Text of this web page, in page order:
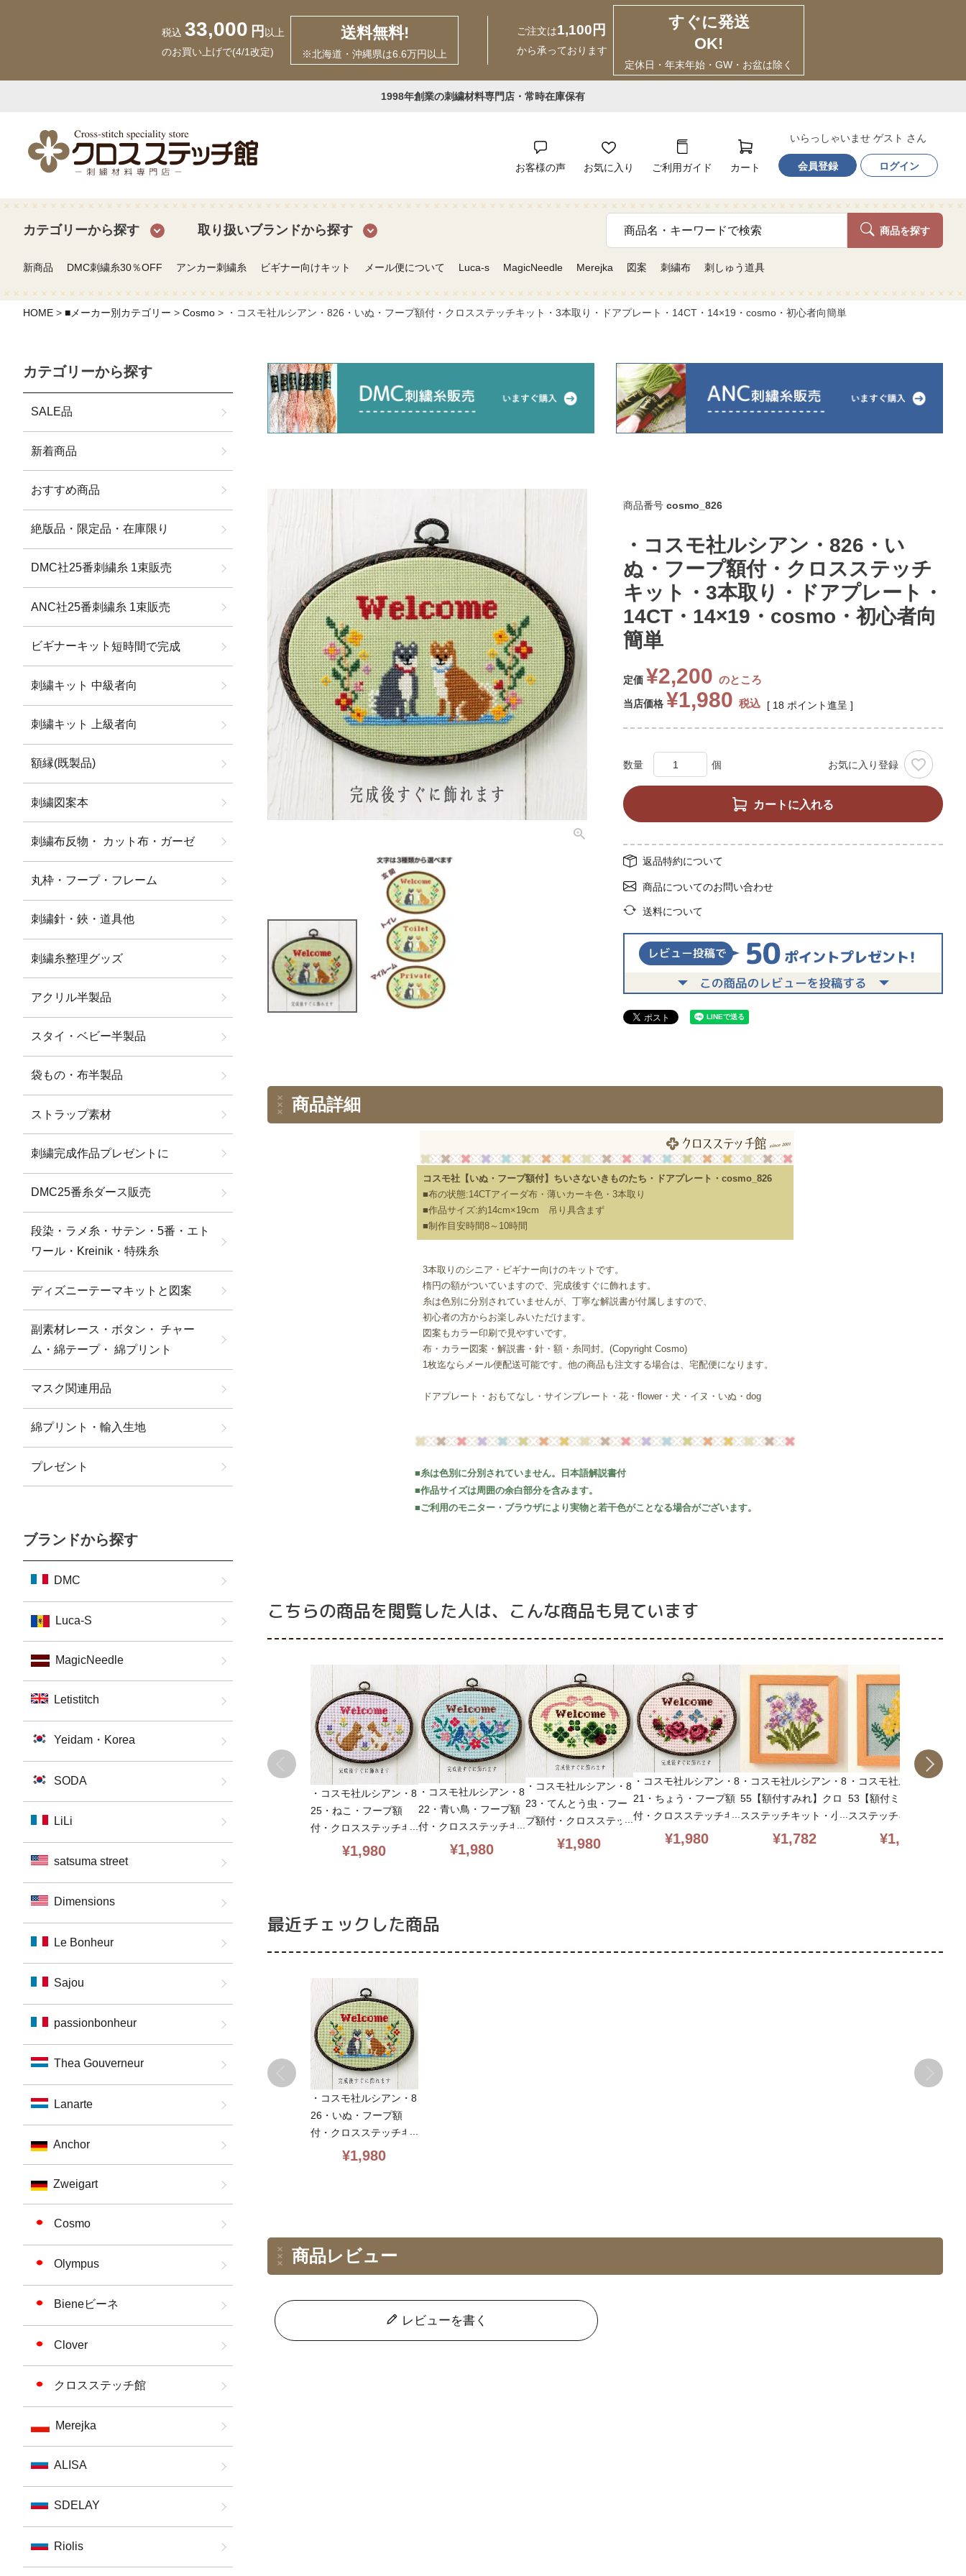
税込 33,000 円 以上
のお買い上げで(4/1改定)
送料無料!
※北海道・沖縄県は6.6万円以上
ご注文は1,100円
から承っております
すぐに発送
OK!
定休日・年末年始・GW・お盆は除く
1998年創業の刺繍材料専門店・常時在庫保有
お客様の声 お気に入り ご利用ガイド カート
いらっしゃいませ ゲスト さん
会員登録 ログイン
カテゴリーから探す 取り扱いブランドから探す 商品を探す
新商品 DMC刺繍糸30％OFF アンカー刺繍糸 ビギナー向けキット メール便について Luca-s MagicNeedle Merejka 図案 刺繍布 刺しゅう道具
HOME ■メーカー別カテゴリー Cosmo ・コスモ社ルシアン・826・いぬ・フープ額付・クロスステッチキット・3本取り・ドアプレート・14CT・14×19・cosmo・初心者向簡単
カテゴリーから探す
SALE品
新着商品
おすすめ商品
絶版品・限定品・在庫限り
DMC社25番刺繍糸 1束販売
ANC社25番刺繍糸 1束販売
ビギナーキット短時間で完成
刺繍キット 中級者向
刺繍キット 上級者向
額縁(既製品)
刺繍図案本
刺繍布反物・ カット布・ガーゼ
丸枠・フープ・フレーム
刺繍針・鋏・道具他
刺繍糸整理グッズ
アクリル半製品
スタイ・ベビー半製品
袋もの・布半製品
ストラップ素材
刺繍完成作品プレゼントに
DMC25番糸ダース販売
段染・ラメ糸・サテン・5番・エト
ワール・Kreinik・特殊糸
ディズニーテーマキットと図案
副素材レース・ボタン・ チャー
ム・綿テープ・ 綿プリント
マスク関連用品
綿プリント・輸入生地
プレゼント
ブランドから探す
DMC
Luca-S
MagicNeedle
Letistitch
Yeidam・Korea
SODA
LiLi
satsuma street
Dimensions
Le Bonheur
Sajou
passionbonheur
Thea Gouverneur
Lanarte
Anchor
Zweigart
Cosmo
Olympus
Bieneビーネ
Clover
クロスステッチ館
Merejka
ALISA
SDELAY
Riolis
商品番号 cosmo_826
・コスモ社ルシアン・826・い
ぬ・フープ額付・クロスステッチ
キット・3本取り・ドアプレート・
14CT・14×19・cosmo・初心者向
簡単
定価 ¥2,200 のところ
当店価格 ¥1,980 税込 [ 18 ポイント進呈 ]
お気に入り登録
カートに入れる
返品特約について
商品についてのお問い合わせ
送料について
商品詳細
コスモ社【いぬ・フープ額付】ちいさないきものたち・ドアプレート・cosmo_826
■布の状態:14CTアイーダ布・薄いカーキ色・3本取り
■作品サイズ:約14cm×19cm 吊り具含まず
■制作目安時間8～10時間
3本取りのシニア・ビギナー向けのキットです。
楕円の額がついていますので、完成後すぐに飾れます。
糸は色別に分別されていませんが、丁寧な解説書が付属しますので、
初心者の方からお楽しみいただけます。
図案もカラー印刷で見やすいです。
布・カラー図案・解説書・針・額・糸同封。(Copyright Cosmo)
1枚迄ならメール便配送可能です。他の商品も注文する場合は、宅配便になります。
ドアプレート・おもてなし・サインプレート・花・flower・犬・イヌ・いぬ・dog
■糸は色別に分別されていません。日本語解説書付
■作品サイズは周囲の余白部分を含みます。
■ご利用のモニター・ブラウザにより実物と若干色がことなる場合がございます。
こちらの商品を閲覧した人は、こんな商品も見ています
・コスモ社ルシアン・8
25・ねこ・フープ額
付・クロスステッチキ
ット・3本取り・ドアプ
¥1,980
・コスモ社ルシアン・8
22・青い鳥・フープ額
付・クロスステッチキ
ット・3本取り・ドアプ
¥1,980
・コスモ社ルシアン・8
23・てんとう虫・フー
プ額付・クロスステッ
チキット・3本取り・ド
¥1,980
・コスモ社ルシアン・8
21・ちょう・フープ額
付・クロスステッチキ
ット・821・3本取り・
¥1,980
・コスモ社ルシアン・8
55【額付すみれ】クロ
スステッチキット・小
さな花のフレーム・14
CT・11.6×11.6・cosm
¥1,782
・コスモ社ルシアン・8
53【額付ミモザ】クロ
スステッチキット・小
さな花のフレーム・14
CT・11.6×11.6・cosm
¥1,782
最近チェックした商品
・コスモ社ルシアン・8
26・いぬ・フープ額
付・クロスステッチキ
ット・3本取り・ドアプ
レート・14CT・14×1
¥1,980
商品レビュー
レビューを書く